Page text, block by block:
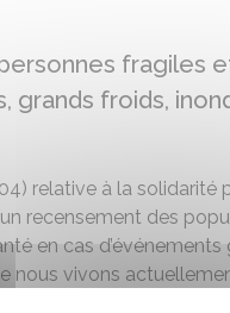
fragiles
grands froids,
relative à la solidarité
recensement des
en cas
nous vivons